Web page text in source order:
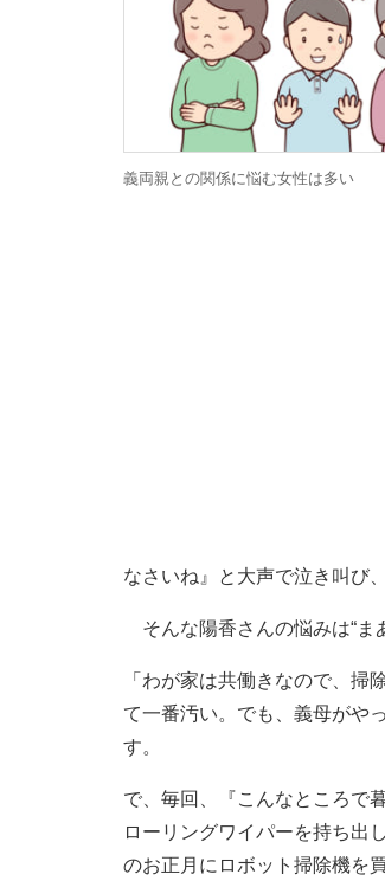
義両親との関係に悩む女性は多い
なさいね』と大声で泣き叫び
そんな陽香さんの悩みは“ま
「わが家は共働きなので、
て一番汚い。でも、義母がや
す。
で、毎回、『こんなところで
ローリングワイパーを持ち出
のお正月にロボット掃除機を